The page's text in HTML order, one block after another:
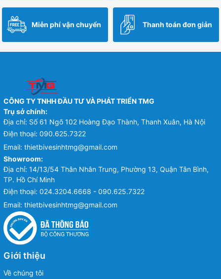
Miễn phí vận chuyển Thanh toán đơn giản
CÔNG TY TNHH ĐẦU TƯ VÀ PHÁT TRIỂN TMG
Trụ sở chính:
Địa chỉ: Số 61 Ngõ 102 Hoàng Đạo Thành, Thanh Xuân, Hà Nội
Điện thoại: 090.625.7322
Email: thietbivesinhtmg@gmail.com
Showroom:
Địa chỉ: 14/13/54 Thân Nhân Trung, Phường 13, Quận Tân Bình,
TP. Hồ Chí Minh
Điện thoại: 024.3204.6668 - 090.625.7322
Email: thietbivesinhtmg@gmail.com
Giới thiệu
Về chúng tôi